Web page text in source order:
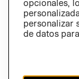
Colombia ($)
CAMBIAR
opcionales,
personalizar
de datos